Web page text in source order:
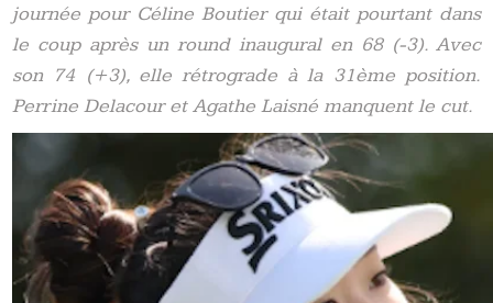
journée pour Céline Boutier qui était pourtant dans
le coup après un round inaugural en 68 (-3). Avec
son 74 (+3), elle rétrograde à la 31ème position.
Perrine Delacour et Agathe Laisné manquent le cut.